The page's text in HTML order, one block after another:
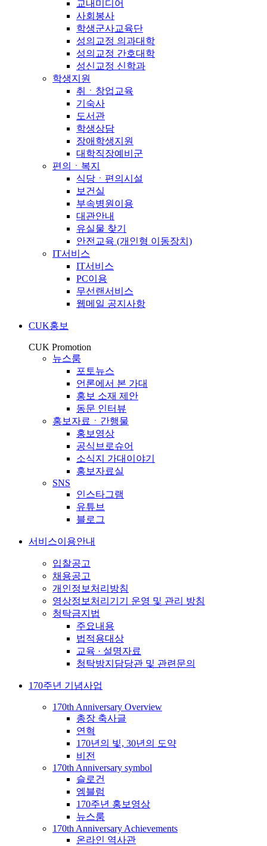
교내미디어
사회봉사
학생군사교육단
성의교정 의과대학
성의교정 간호대학
성신교정 신학과
학생지원
취ㆍ창업교육
기숙사
도서관
학생상담
장애학생지원
대학직장예비군
편의ㆍ복지
식당ㆍ편의시설
보건실
부속병원이용
대관안내
유실물 찾기
안전교육 (개인형 이동장치)
IT서비스
IT서비스
PC이용
무선랜서비스
웹메일 공지사항
CUK홍보
CUK Promotion
뉴스룸
포토뉴스
언론에서 본 가대
홍보 소재 제안
동문 인터뷰
홍보자료ㆍ간행물
홍보영상
공식브로슈어
소식지 가대이야기
홍보자료실
SNS
인스타그램
유튜브
블로그
서비스이용안내
입찰공고
채용공고
개인정보처리방침
영상정보처리기기 운영 및 관리 방침
청탁금지법
주요내용
법적용대상
교육 · 설명자료
청탁방지담당관 및 관련문의
170주년 기념사업
170th Anniversary Overview
총장 축사글
연혁
170년의 빛, 30년의 도약
비전
170th Anniversary symbol
슬로건
엠블럼
170주년 홍보영상
뉴스룸
170th Anniversary Achievements
온라인 역사관